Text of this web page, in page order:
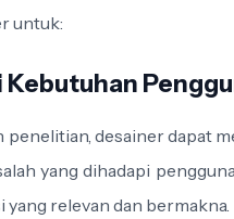
untuk:
Kebutuhan
penelitian, desainer dapat
yang dihadapi
relevan dan bermakna.